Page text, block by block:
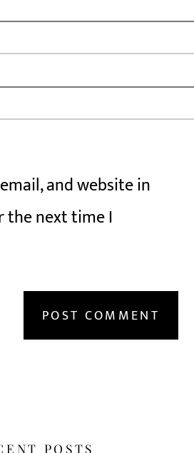
and website in
the next time I
POSTS